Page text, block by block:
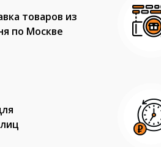
товаров из
по Москве